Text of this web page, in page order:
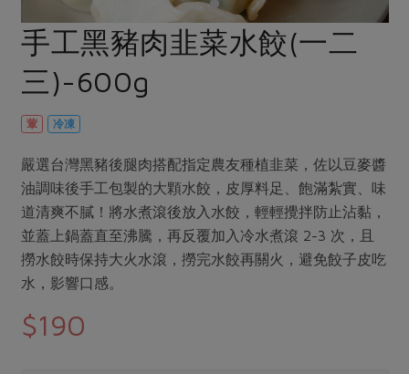
休閒零嘴 沖泡飲品
保健食品
家庭清潔 織品
日用品 圖書禮品
防災用品
最新產品
優惠專區
漬物
涼拌沙拉
主題食譜
異國料理
年菜食譜
養身食補
議題活動
主婦聯盟X樂齡網特約優惠案
30%rPET紅烏龍茶
更多議題活動
傳到心坎裡，誠心又澎派
廢核運動 能源議題
減添加物 減塑減廢
公益金
更多議題
生活者e週報
綠主張月刊
典藏閱覽室
社員權益
合作社法規
選舉專區
最新消息
媒體報導
手工黑豬肉韭菜水餃(一二
三)-600g
葷 冷凍
嚴選台灣黑豬後腿肉搭配指定農友種植韭菜，佐以豆麥醬
油調味後手工包製的大顆水餃，皮厚料足、飽滿紮實、味
道清爽不膩！將水煮滾後放入水餃，輕輕攪拌防止沾黏，
並蓋上鍋蓋直至沸騰，再反覆加入冷水煮滾 2-3 次，且
撈水餃時保持大火水滾，撈完水餃再關火，避免餃子皮吃
水，影響口感。
$190